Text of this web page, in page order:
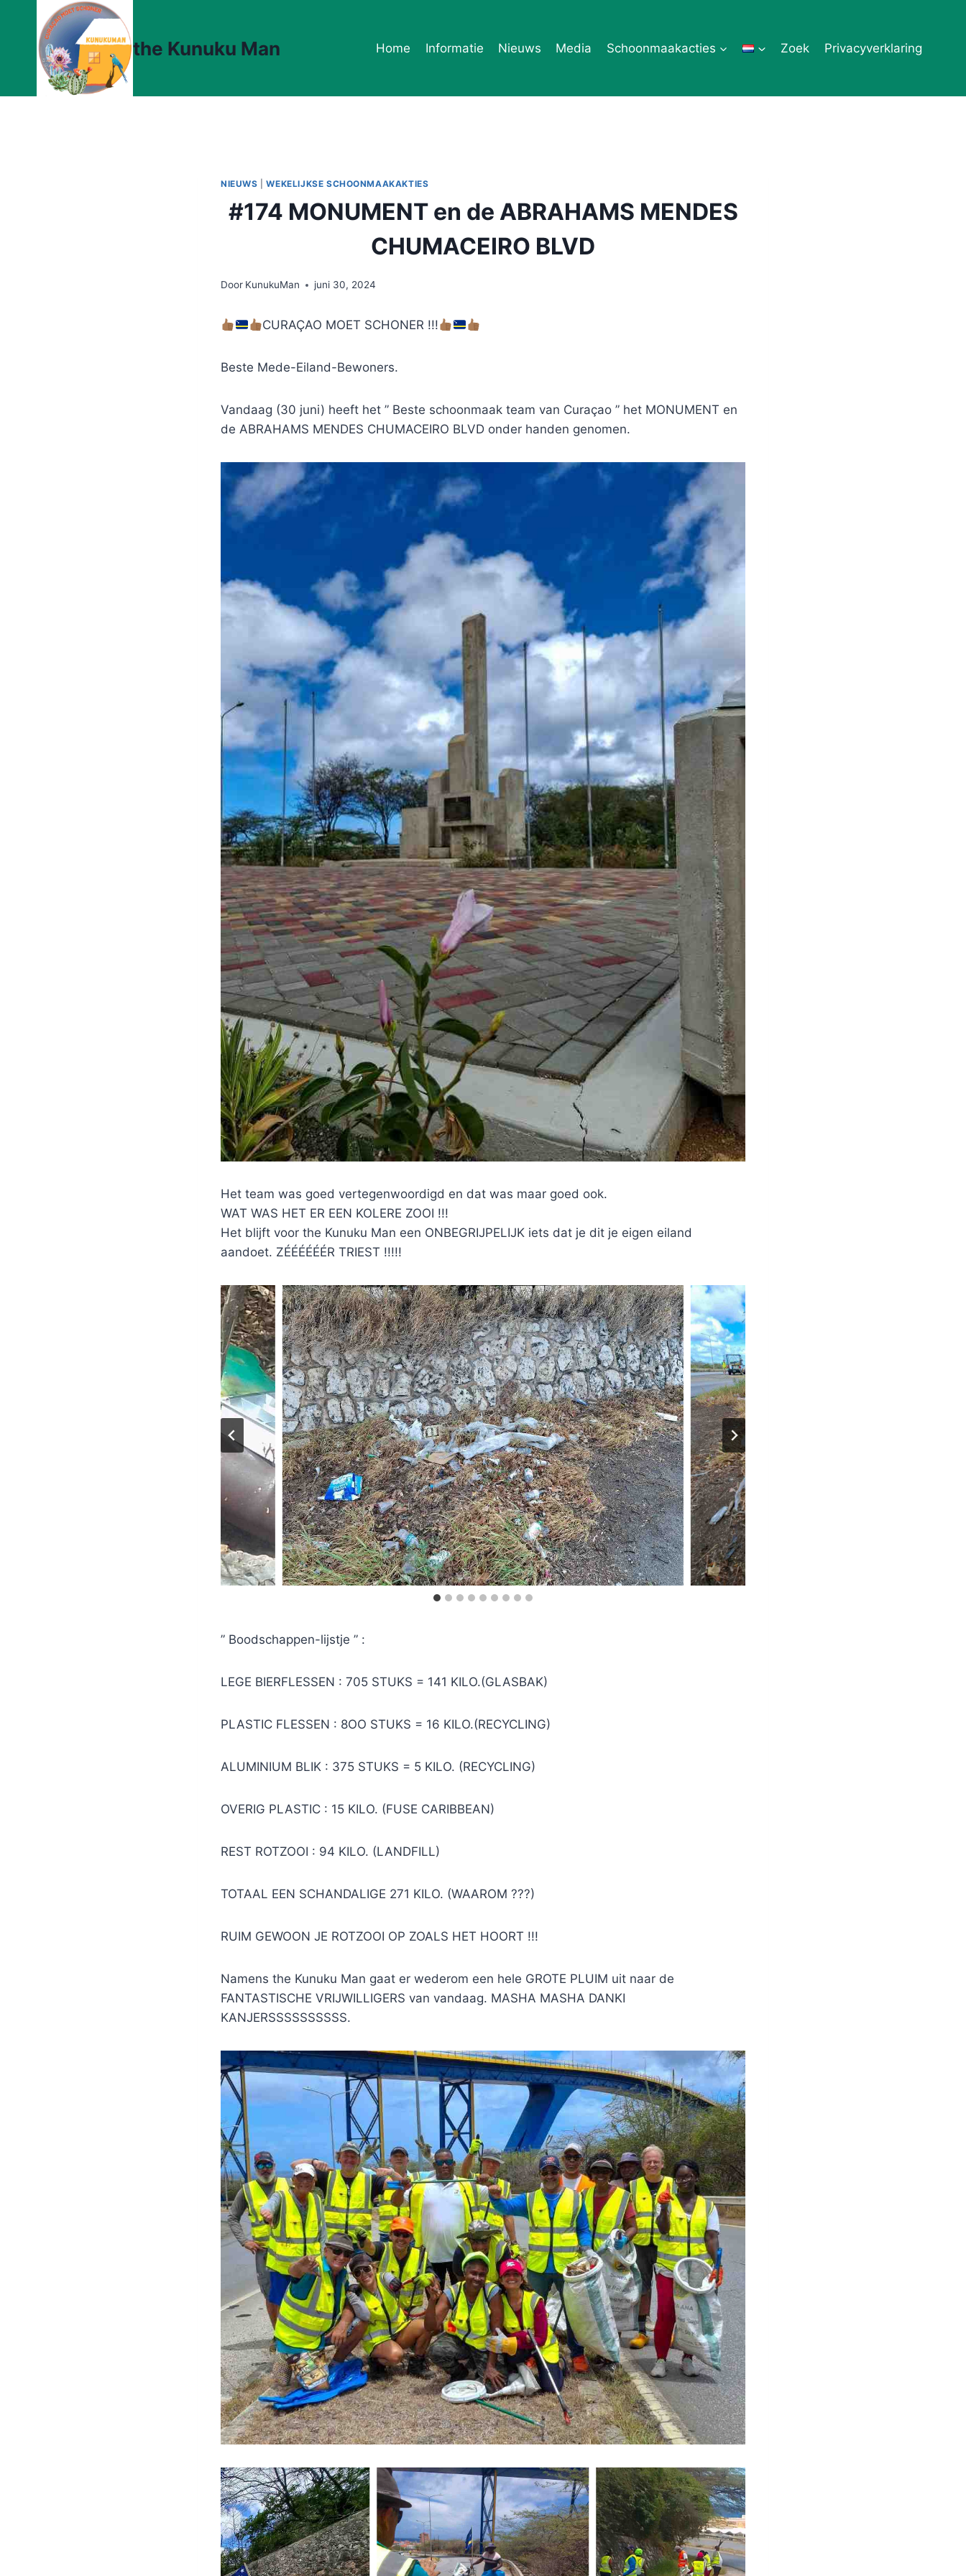
Doorgaan
the Kunuku Man Home Informatie Nieuws Media Schoonmaakacties Zoek Privacyverklaring
NIEUWS |WEKELIJKSE SCHOONMAAKAKTIES
#174 MONUMENT en de ABRAHAMS MENDES
CHUMACEIRO BLVD
Door KunukuMan juni 30, 2024
CURAÇAO MOET SCHONER !!!
Beste Mede-Eiland-Bewoners.
Vandaag (30 juni) heeft het ” Beste schoonmaak team van Curaçao ” het MONUMENT en
de ABRAHAMS MENDES CHUMACEIRO BLVD onder handen genomen.
Het team was goed vertegenwoordigd en dat was maar goed ook.
WAT WAS HET ER EEN KOLERE ZOOI !!!
Het blijft voor the Kunuku Man een ONBEGRIJPELIJK iets dat je dit je eigen eiland
aandoet. ZÉÉÉÉÉÉR TRIEST !!!!!
” Boodschappen-lijstje ” :
LEGE BIERFLESSEN : 705 STUKS = 141 KILO.(GLASBAK)
PLASTIC FLESSEN : 8OO STUKS = 16 KILO.(RECYCLING)
ALUMINIUM BLIK : 375 STUKS = 5 KILO. (RECYCLING)
OVERIG PLASTIC : 15 KILO. (FUSE CARIBBEAN)
REST ROTZOOI : 94 KILO. (LANDFILL)
TOTAAL EEN SCHANDALIGE 271 KILO. (WAAROM ???)
RUIM GEWOON JE ROTZOOI OP ZOALS HET HOORT !!!
Namens the Kunuku Man gaat er wederom een hele GROTE PLUIM uit naar de
FANTASTISCHE VRIJWILLIGERS van vandaag. MASHA MASHA DANKI
KANJERSSSSSSSSSS.